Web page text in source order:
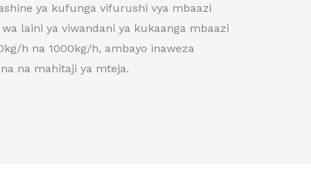
ya kufunga vifurushi vya mbaazi
laini ya viwandani ya kukaanga mbaazi
h na 1000kg/h, ambayo inaweza
na mahitaji ya mteja.